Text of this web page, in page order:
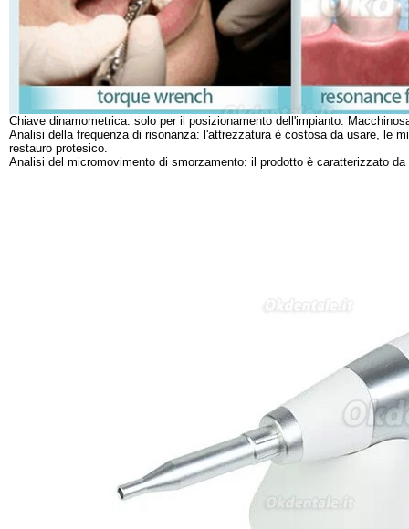
Chiave dinamometrica: solo per il posizionamento dell'impianto.
Analisi della frequenza di risonanza: l'attrezzatura è costosa da usare, le
restauro protesico.
Analisi del micromovimento di smorzamento: il prodotto è caratterizzato